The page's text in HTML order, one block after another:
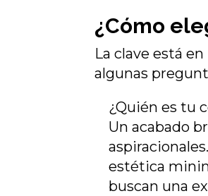
¿Cómo
La clave está
algunas
¿Quién es tu
Un acabado
estética
buscan una